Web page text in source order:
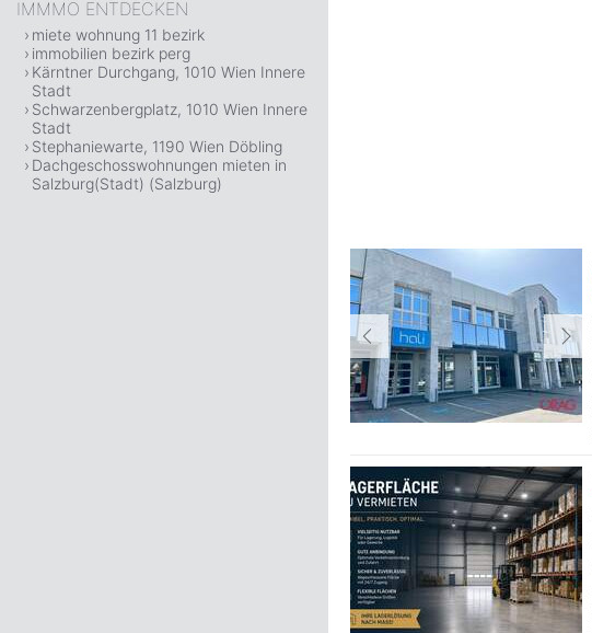
IMMMO ENTDECKEN
miete wohnung 11 bezirk
immobilien bezirk perg
Kärntner Durchgang, 1010 Wien Innere
Stadt
Schwarzenbergplatz, 1010 Wien Innere
Stadt
Stephaniewarte, 1190 Wien Döbling
Dachgeschosswohnungen mieten in
Salzburg(Stadt) (Salzburg)